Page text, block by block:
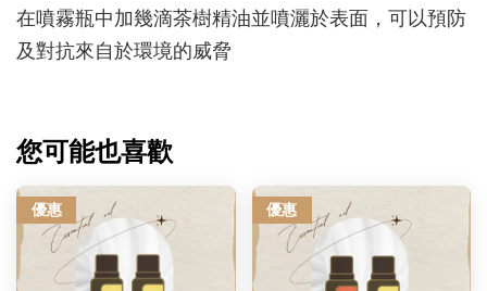
在噴霧瓶中加幾滴茶樹精油並噴灑於表面，可以預防
及對抗來自於環境的威脅
您可能也喜歡
優惠 優惠